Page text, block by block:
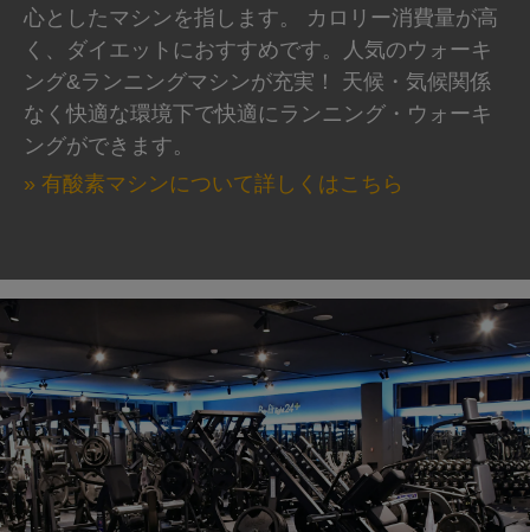
心としたマシンを指します。 カロリー消費量が高
く、ダイエットにおすすめです。人気のウォーキ
ング&ランニングマシンが充実！ 天候・気候関係
なく快適な環境下で快適にランニング・ウォーキ
ングができます。
» 有酸素マシンについて詳しくはこちら